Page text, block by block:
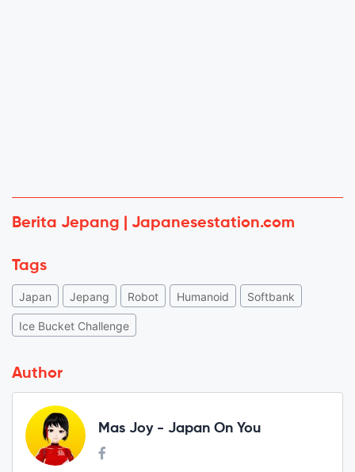
Berita Jepang | Japanesestation.com
Tags
Japan Jepang Robot Humanoid Softbank
Ice Bucket Challenge
Author
Mas Joy - Japan On You